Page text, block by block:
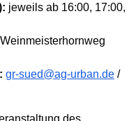
jeweils ab 16:00, 17:00,
gr-sued@ag-urban.de /
des